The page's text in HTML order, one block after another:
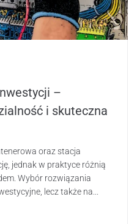
–
i skuteczna
oraz stacja
jednak w praktyce różnią
Wybór rozwiązania
lecz także na...